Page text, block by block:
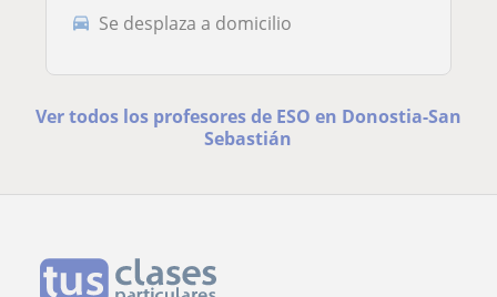
Se desplaza a domicilio
Ver todos los profesores de ESO en Donostia-San
Sebastián